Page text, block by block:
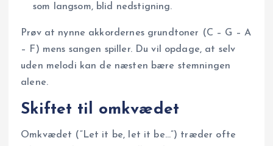
som langsom, blid nedstigning.
Prøv at nynne akkordernes grundtoner (C – G – A
– F) mens sangen spiller. Du vil opdage, at selv
uden melodi kan de næsten bære stemningen
alene.
Skiftet til omkvædet
Omkvædet (“Let it be, let it be…”) træder ofte